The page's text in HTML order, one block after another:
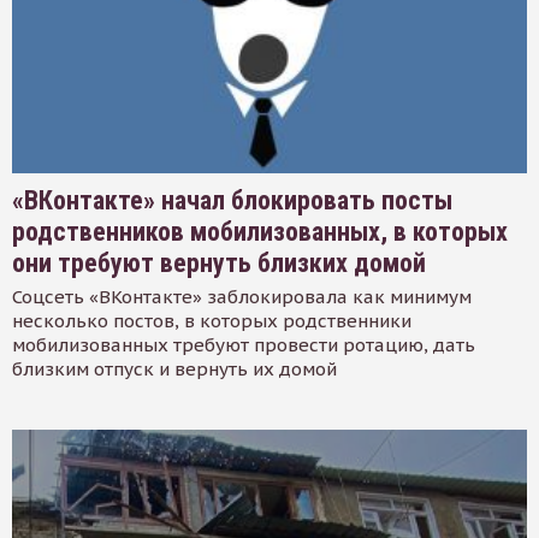
«ВКонтакте» начал блокировать посты
родственников мобилизованных, в которых
они требуют вернуть близких домой
Соцсеть «ВКонтакте» заблокировала как минимум
несколько постов, в которых родственники
мобилизованных требуют провести ротацию, дать
близким отпуск и вернуть их домой